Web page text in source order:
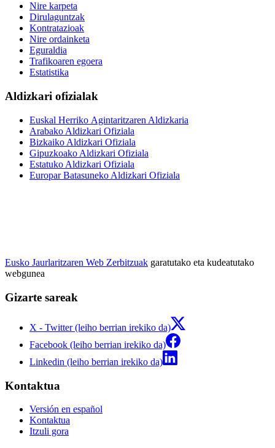
Nire karpeta
Dirulaguntzak
Kontratazioak
Nire ordainketa
Eguraldia
Trafikoaren egoera
Estatistika
Aldizkari ofizialak
Euskal Herriko Agintaritzaren Aldizkaria
Arabako Aldizkari Ofiziala
Bizkaiko Aldizkari Ofiziala
Gipuzkoako Aldizkari Ofiziala
Estatuko Aldizkari Ofiziala
Europar Batasuneko Aldizkari Ofiziala
Eusko Jaurlaritzaren Web Zerbitzuak garatutako eta kudeatutako
webgunea
Gizarte sareak
X - Twitter (leiho berrian irekiko da)
Facebook (leiho berrian irekiko da)
Linkedin (leiho berrian irekiko da)
Kontaktua
Versión en español
Kontaktua
Itzuli gora